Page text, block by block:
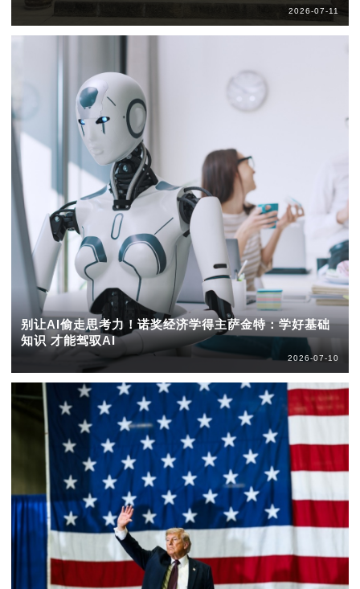
2026-07-11
别让AI偷走思考力！诺奖经济学得主萨金特：学好基础
知识 才能驾驭AI
2026-07-10